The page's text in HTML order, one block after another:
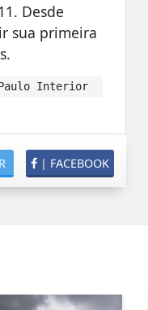
Desde
sua primeira
Paulo Interior
| FACEBOOK